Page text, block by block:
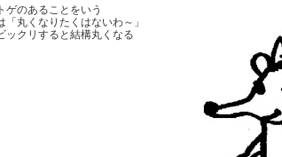
ゲのあることをいう
「丸くなりたくはないわ～」
ックリすると結構丸くなる